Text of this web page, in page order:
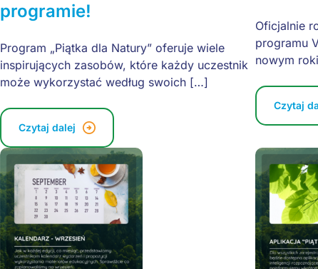
programie!
Program „Piątka dla Natury” oferuje wiele
inspirujących zasobów, które każdy uczestnik
może wykorzystać według swoich […]
Czytaj dalej
Oficjalnie
programu
nowym
Czytaj